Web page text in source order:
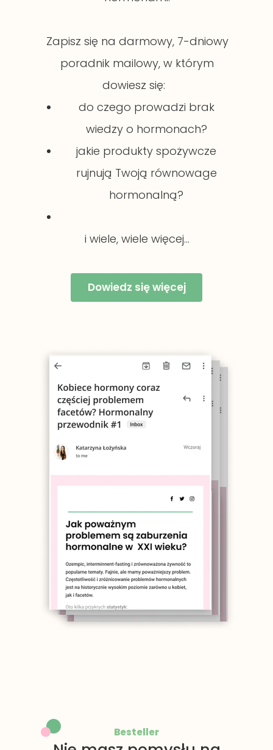
Dowiedz się więcej
Zapisz się na darmowy, 7-dniowy
poradnik mailowy, w którym
dowiesz się:
do czego prowadzi brak
wiedzy o hormonach?
jakie produkty spożywcze
rujnują Twoją równowage
hormonalną?
i wiele, wiele więcej...
Besteller